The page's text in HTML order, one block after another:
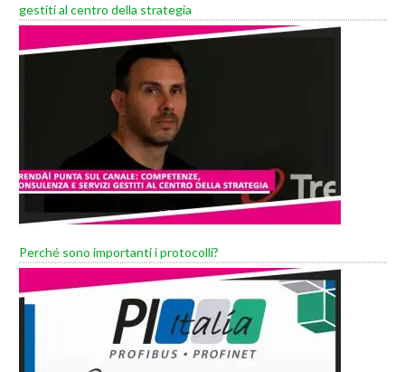
gestiti al centro della strategia
Perché sono importanti i protocolli?